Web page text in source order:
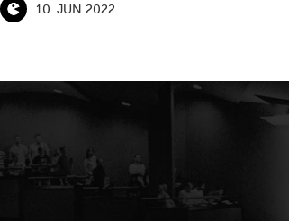
10. JUN 2022